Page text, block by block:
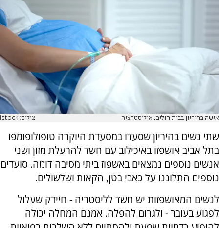
אישה בהיריון בבית חולים. אילוסטרציה צילום: istock
שתי נשים בהיריון שסעדו במסעדת היוקרה טופולופומפו
בתל אביב אושפזו באיכילוב עם חשד להרעלת מזון ושני
אנשים נוספים נמצאים באשפוז ביתי מסיבה דומה. סועדים
נוספים התלוננו על כאבי בטן, הקאות ושלשולים.
לנשים המאושפזות יש חשד לליסטריה - חיידק שעלול
לפגוע בעובר - ולגרום להפלה. אמנם המחלה יכולה